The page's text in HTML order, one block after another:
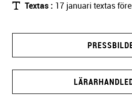
Textas
17 januari textas